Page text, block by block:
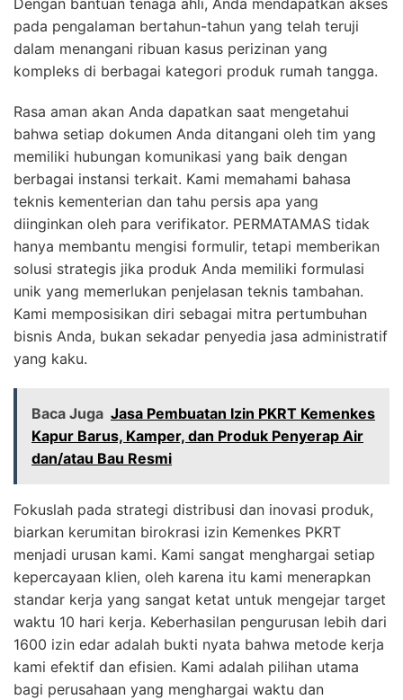
Dengan bantuan tenaga ahli, Anda mendapatkan akses
pada pengalaman bertahun-tahun yang telah teruji
dalam menangani ribuan kasus perizinan yang
kompleks di berbagai kategori produk rumah tangga.
Rasa aman akan Anda dapatkan saat mengetahui
bahwa setiap dokumen Anda ditangani oleh tim yang
memiliki hubungan komunikasi yang baik dengan
berbagai instansi terkait. Kami memahami bahasa
teknis kementerian dan tahu persis apa yang
diinginkan oleh para verifikator. PERMATAMAS tidak
hanya membantu mengisi formulir, tetapi memberikan
solusi strategis jika produk Anda memiliki formulasi
unik yang memerlukan penjelasan teknis tambahan.
Kami memposisikan diri sebagai mitra pertumbuhan
bisnis Anda, bukan sekadar penyedia jasa administratif
yang kaku.
Baca Juga Jasa Pembuatan Izin PKRT Kemenkes
Kapur Barus, Kamper, dan Produk Penyerap Air
dan/atau Bau Resmi
Fokuslah pada strategi distribusi dan inovasi produk,
biarkan kerumitan birokrasi izin Kemenkes PKRT
menjadi urusan kami. Kami sangat menghargai setiap
kepercayaan klien, oleh karena itu kami menerapkan
standar kerja yang sangat ketat untuk mengejar target
waktu 10 hari kerja. Keberhasilan pengurusan lebih dari
1600 izin edar adalah bukti nyata bahwa metode kerja
kami efektif dan efisien. Kami adalah pilihan utama
bagi perusahaan yang menghargai waktu dan